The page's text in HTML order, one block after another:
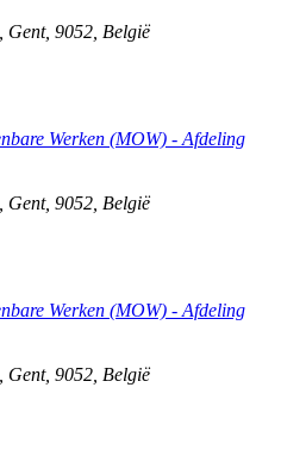
Gent, 9052 België
Werken (MOW) - Afdeling
Gent, 9052 België
Werken (MOW) - Afdeling
Gent, 9052 België